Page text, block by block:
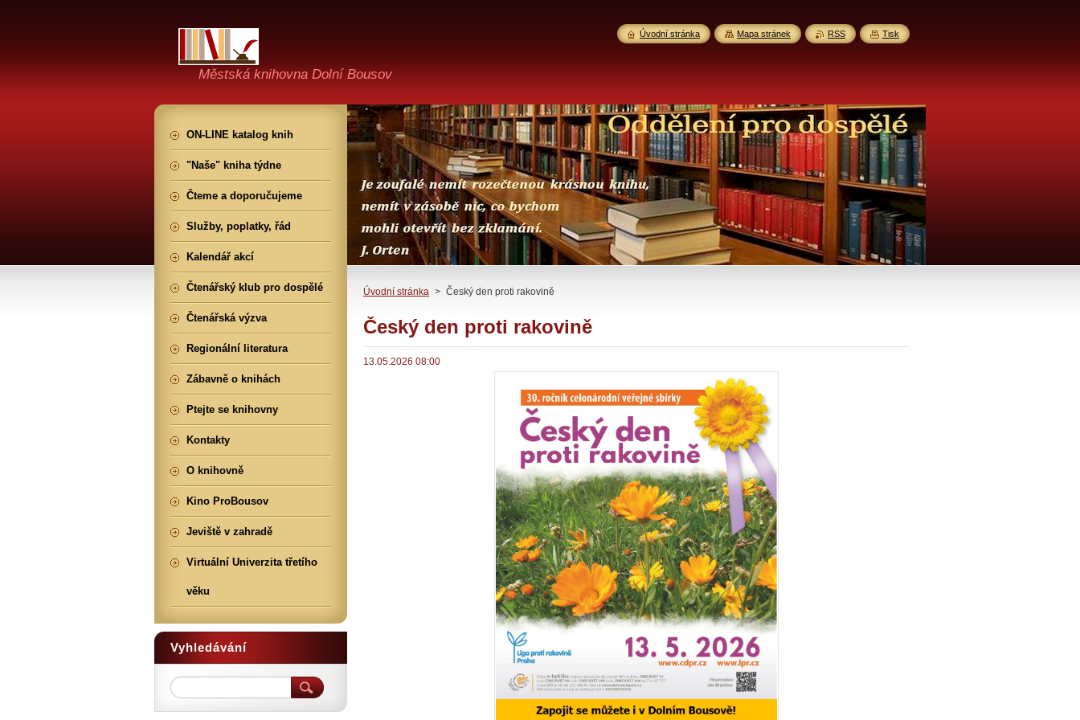
Městská knihovna Dolní Bousov
Úvodní stránka > Český den proti rakovině
Český den proti rakovině
13.05.2026 08:00
ON-LINE katalog knih
"Naše" kniha týdne
Čteme a doporučujeme
Služby, poplatky, řád
Kalendář akcí
Čtenářský klub pro dospělé
Čtenářská výzva
Regionální literatura
Zábavně o knihách
Ptejte se knihovny
Kontakty
O knihovně
Kino ProBousov
Jeviště v zahradě
Virtuální Univerzita třetího
věku
Vyhledávání
Úvodní stránka Mapa stránek RSS Tisk